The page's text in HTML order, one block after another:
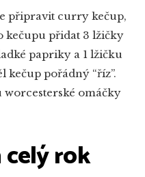
připravit curry kečup,
kečupu přidat 3 lžičky
papriky a 1 lžičku
kečup pořádný “říz”.
omáčky
rok